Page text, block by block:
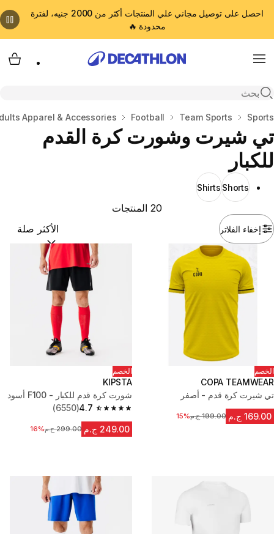
احصل على توصيل مجاني علي المنتجات أكثر من 2000 جنيه، لفترة
محدودة 🔥
Menu
Open search
المنزل
Sports
Team Sports
Football
Apparel & Accessories
تي شيرت وشورت كرة القدم
للكبار
Shorts
Shirts
إخفاء الفلاتر
20 المنتجات
ترتيب حسب:
الخصم
COPA TEAMWEAR
تي شيرت كرة قدم - أصفر
169.00 ج.م السعر قبل التخفيض
199.00 ج.م 15%
الخصم
KIPSTA
شورت كرة قدم للكبار - F100 أسود
4.7
4.7 out of 5 stars from 6550 reviews
(6550)
249.00 ج.م السعر قبل التخفيض
299.00 ج.م 16%